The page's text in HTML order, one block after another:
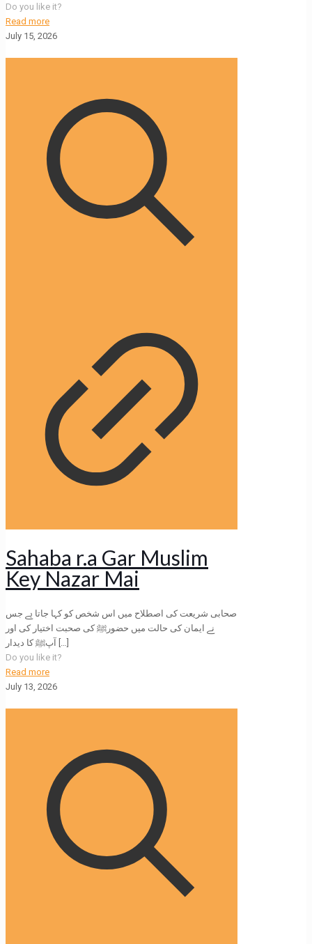
Do you like it?
Read more
July 15, 2026
Sahaba r.a Gar Muslim
Key Nazar Mai
صحابی شریعت کی اصطلاح میں اس شخص کو کہا جاتا ہے جس
نے ایمان کی حالت میں حضورﷺ کی صحبت اختیار کی اور
آپﷺ کا دیدار […]
Do you like it?
Read more
July 13, 2026